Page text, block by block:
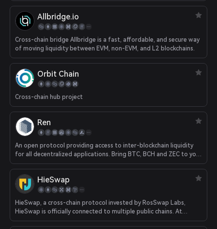
Allbridge.io
Cross-chain bridge Allbridge is a fast, affordable, and secure way
of moving liquidity between EVM, non-EVM, and L2 blockchains.
Orbit Chain
Cross-chain hub project
Ren
An open protocol providing access to inter-blockchain liquidity
for all decentralized applications. Bring BTC, BCH and ZEC to your
Ethereum app.
HieSwap
HieSwap, a cross-chain protocol invested by RosSwap Labs,
HieSwap is officially connected to multiple public chains. At
present, the protocol has realized cross-chain conversion among